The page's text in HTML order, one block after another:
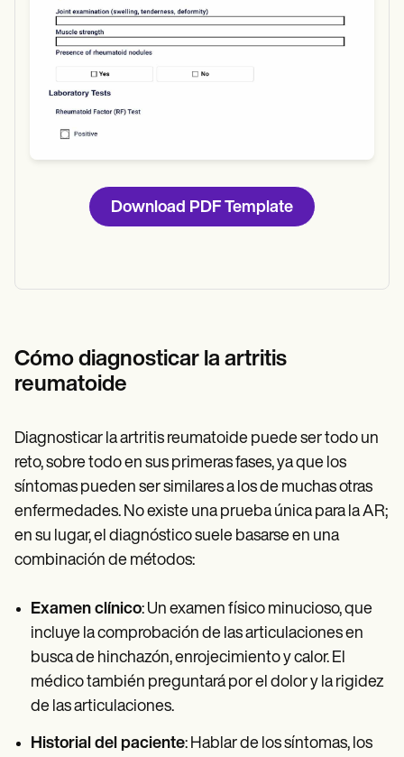
Download PDF Template
Cómo diagnosticar la artritis
reumatoide
Diagnosticar la artritis reumatoide puede ser todo un
reto, sobre todo en sus primeras fases, ya que los
síntomas pueden ser similares a los de muchas otras
enfermedades. No existe una prueba única para la AR;
en su lugar, el diagnóstico suele basarse en una
combinación de métodos:
Examen clínico: Un examen físico minucioso, que
incluye la comprobación de las articulaciones en
busca de hinchazón, enrojecimiento y calor. El
médico también preguntará por el dolor y la rigidez
de las articulaciones.
Historial del paciente: Hablar de los síntomas, los